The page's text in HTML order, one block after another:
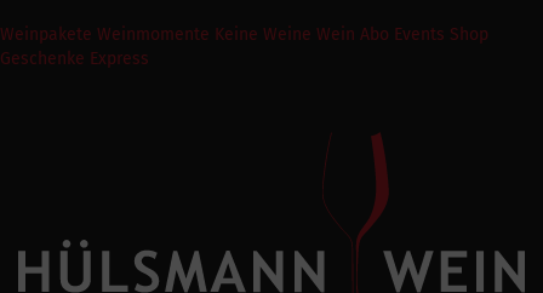
Weinpakete Weinmomente Keine Weine Wein Abo Events Shop
Geschenke Express